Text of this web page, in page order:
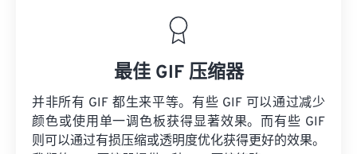
最佳 GIF 压缩器
并非所有 GIF 都生来平等。有些 GIF 可以通过减少
颜色或使用单一调色板获得显著效果。而有些 GIF
则可以通过有损压缩或透明度优化获得更好的效果。